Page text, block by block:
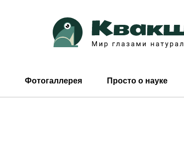
Фотогаллерея Просто о науке